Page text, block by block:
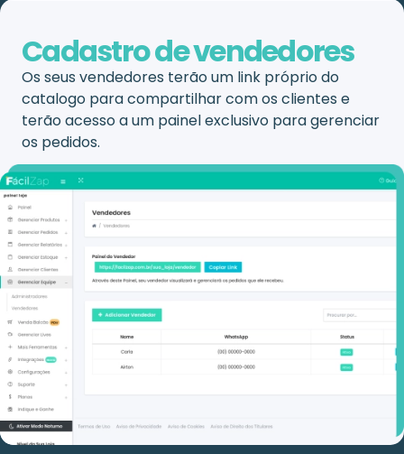
Cadastro de vendedores
Os seus vendedores terão um link próprio do
catalogo para compartilhar com os clientes e
terão acesso a um painel exclusivo para gerenciar
os pedidos.